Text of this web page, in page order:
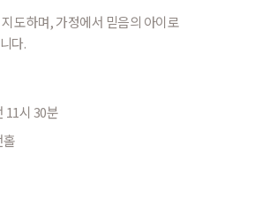
도하며, 가정에서 믿음의 아이로
다.
11시 30분
홀